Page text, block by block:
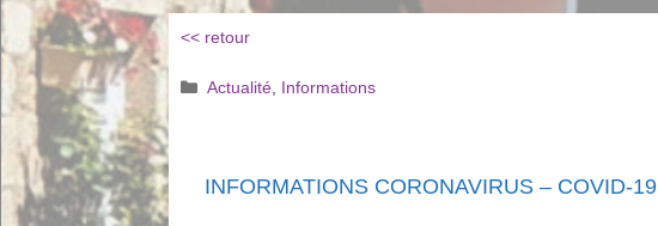
<< retour
Catégories
Actualité, Informations
INFORMATIONS CORONAVIRUS – COVID-19